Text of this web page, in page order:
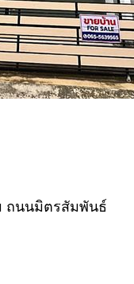
ถนนมิตรสัมพันธ์